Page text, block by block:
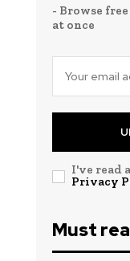
- Browse
at once
I've read
Privacy
Must